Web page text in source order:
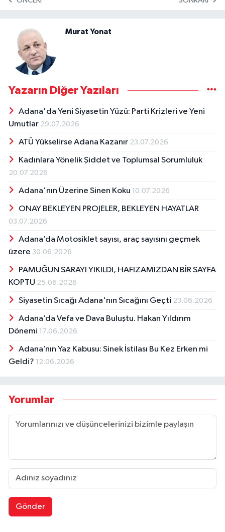
Murat Yonat
Yazarın Diğer Yazıları
Adana'da Yeni Siyasetin Yüzü: Parti Krizleri ve Yeni
Umutlar 29.07.2026
ATÜ Yükselirse Adana Kazanır 23.07.2026
Kadınlara Yönelik Şiddet ve Toplumsal Sorumluluk
20.07.2026
Adana'nın Üzerine Sinen Koku 10.07.2026
ONAY BEKLEYEN PROJELER, BEKLEYEN HAYATLAR
03.07.2026
Adana’da Motosiklet sayısı, araç sayısını geçmek
üzere 30.06.2026
PAMUĞUN SARAYI YIKILDI, HAFIZAMIZDAN BİR SAYFA
KOPTU 25.06.2026
Siyasetin Sıcağı Adana'nın Sıcağını Geçti 23.06.2026
Adana’da Vefa ve Dava Buluştu. Hakan Yıldırım
Dönemi 17.06.2026
Adana’nın Yaz Kabusu: Sinek İstilası Bu Kez Erken mi
Geldi? 12.06.2026
Yorumlar
Gönder